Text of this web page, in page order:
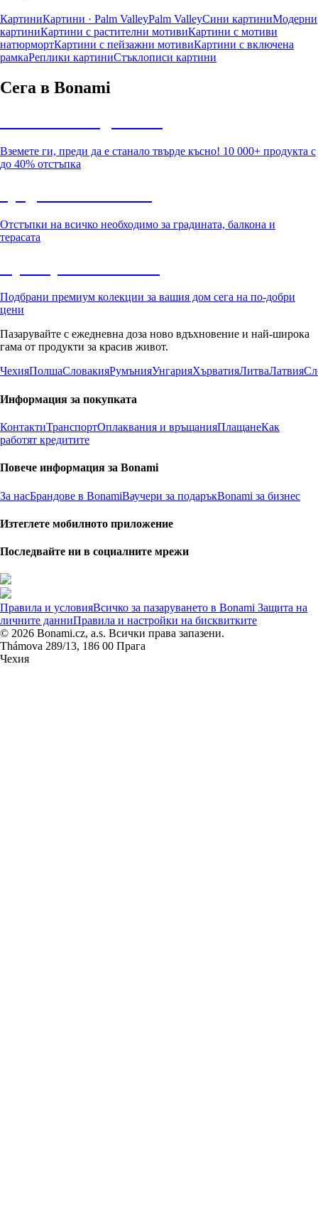
КартиниКартини · Palm ValleyPalm ValleyСини картиниМодерни
картиниКартини с растителни мотивиКартини с мотиви
натюрмортКартини с пейзажни мотивиКартини с включена
рамкаРеплики картиниСтъклописи картини
Сега в Bonami
Вземете ги, преди да е станало твърде късно! 10 000+ продукта с
до 40% отстъпка
Отстъпки на всичко необходимо за градината, балкона и
терасата
Подбрани премиум колекции за вашия дом сега на по-добри
цени
Пазарувайте с ежедневна доза ново вдъхновение и най-широка
гама от продукти за красив живот.
ЧехияПолшаСловакияРумънияУнгарияХърватияЛитваЛатвия
Информация за покупката
КонтактиТранспортОплаквания и връщанияПлащанеКак
работят кредитите
Повече информация за Bonami
За насБрандове в BonamiВаучери за подаръкBonami за бизнес
Изтеглете мобилното приложение
Последвайте ни в социалните мрежи
Правила и условияВсичко за пазаруването в Bonami Защита на
личните данниПравила и настройки на бисквитките
© 2026 Bonami.cz, a.s. Всички права запазени.
Thámova 289/13, 186 00 Прага
Чехия